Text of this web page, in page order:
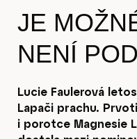
JE
NENÍ
Lucie Faulerová
Lapači prachu.
i porotce Magnesie